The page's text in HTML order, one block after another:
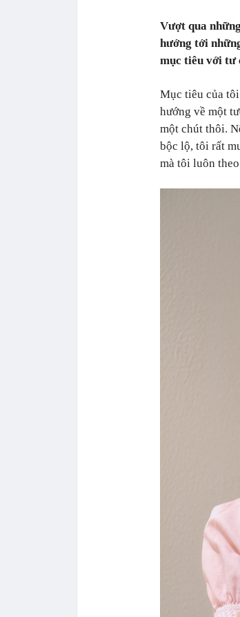
Vượt qua
hướng tới
mục tiêu với tư
Mục tiêu của
hướng về một
một chút thôi.
bộc lộ, tôi rất
mà tôi luôn